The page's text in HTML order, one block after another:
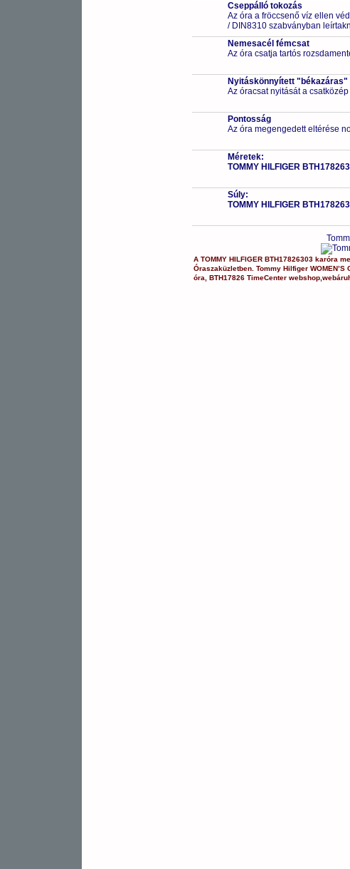
Cseppálló tokozás
Az óra a fröccsenő víz ellen
/ DIN8310 szabványban
Nemesacél fémcsat
Az óra csatja tartós
Nyitáskönnyített "békazáras"
Az óracsat nyitását a
Pontosság
Az óra megengedett eltérése
Méretek:
TOMMY HILFIGER
Súly:
TOMMY HILFIGER
A TOMMY HILFIGER BTH17826303 karóra
Óraszaküzletben. Tommy Hilfiger WOMEN’S
óra
BTH17826 TimeCenter webshop,